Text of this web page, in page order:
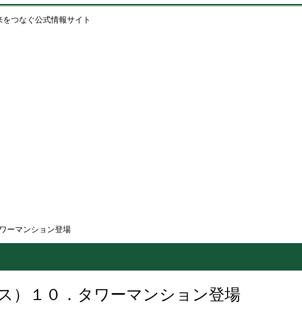
つなぐ公式情報サイト
ーマンション登場
）１０．タワーマンション登場